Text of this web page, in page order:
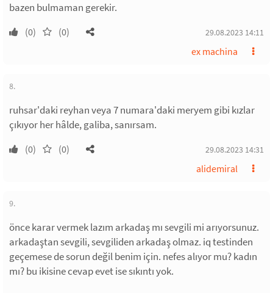
bazen bulmaman gerekir.
(0) (0) 29.08.2023 14:11
ex machina
8.
ruhsar'daki reyhan veya 7 numara'daki meryem gibi kızlar
çıkıyor her hâlde, galiba, sanırsam.
(0) (0) 29.08.2023 14:31
alidemiral
9.
önce karar vermek lazım arkadaş mı sevgili mi arıyorsunuz.
arkadaştan sevgili, sevgiliden arkadaş olmaz. iq testinden
geçemese de sorun değil benim için. nefes alıyor mu? kadın
mı? bu ikisine cevap evet ise sıkıntı yok.